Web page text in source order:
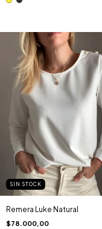
SIN STOCK
Remera Luke Natural
$78.000,00